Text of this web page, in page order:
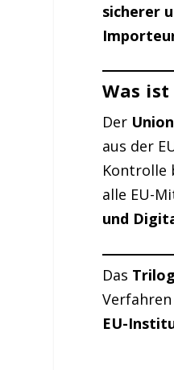
sicherer
Was
Der
aus der
Kontrolle
alle EU-
und
Das
EU-